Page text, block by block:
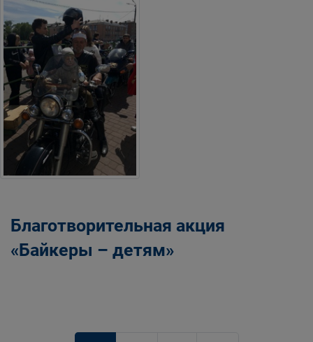
Благотворительная акция
«Байкеры – детям»